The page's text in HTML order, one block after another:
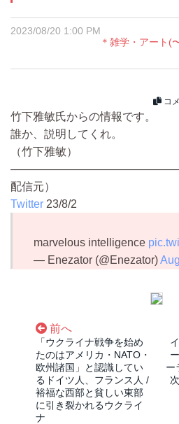
2023/08/20 1:00 PM
＊雑学・アート(
コ
竹下雅敏氏からの情報です。
誰か、説明してくれ。
（竹下雅敏）
配信元）
Twitter 23/8/2
marvelous intelligence
— Enezator (@Enezator)
前へ
「ウクライナ戦争を始め
たのはアメリカ・NATO・
欧州諸国」と認識してい
るドイツ人、フランス人 /
裕福な西部と貧しい東部
に引き裂かれるウクライ
ナ
ー